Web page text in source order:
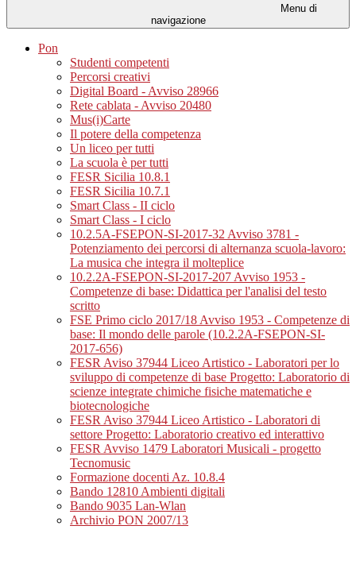
Menu di
navigazione
Pon
Studenti competenti
Percorsi creativi
Digital Board - Avviso 28966
Rete cablata - Avviso 20480
Mus(i)Carte
Il potere della competenza
Un liceo per tutti
La scuola è per tutti
FESR Sicilia 10.8.1
FESR Sicilia 10.7.1
Smart Class - II ciclo
Smart Class - I ciclo
10.2.5A-FSEPON-SI-2017-32 Avviso 3781 -
Potenziamento dei percorsi di alternanza scuola-lavoro:
La musica che integra il molteplice
10.2.2A-FSEPON-SI-2017-207 Avviso 1953 -
Competenze di base: Didattica per l'analisi del testo
scritto
FSE Primo ciclo 2017/18 Avviso 1953 - Competenze di
base: Il mondo delle parole (10.2.2A-FSEPON-SI-
2017-656)
FESR Aviso 37944 Liceo Artistico - Laboratori per lo
sviluppo di competenze di base Progetto: Laboratorio di
scienze integrate chimiche fisiche matematiche e
biotecnologiche
FESR Aviso 37944 Liceo Artistico - Laboratori di
settore Progetto: Laboratorio creativo ed interattivo
FESR Avviso 1479 Laboratori Musicali - progetto
Tecnomusic
Formazione docenti Az. 10.8.4
Bando 12810 Ambienti digitali
Bando 9035 Lan-Wlan
Archivio PON 2007/13